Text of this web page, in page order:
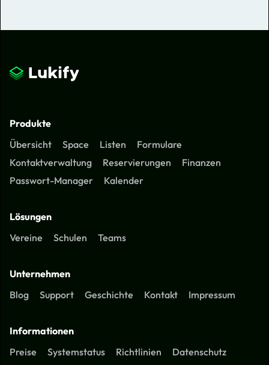
Produkte
Übersicht
Space Listen
Formulare
Kontaktverwaltung
Reservierungen
Finanzen
Passwort-Manager
Kalender
Lösungen
Vereine
Schulen Teams
Unternehmen
Blog
Support Geschichte Kontakt Impressum
Informationen
Preise
Systemstatus Richtlinien
Datenschutz